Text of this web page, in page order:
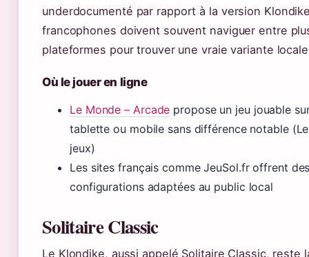
underdocumenté par rapport à la version
francophones doivent souvent naviguer entre
plateformes pour trouver une vraie variante
Où le jouer en ligne
Le Monde – Arcade propose un jeu jouable
tablette ou mobile sans différence notable
jeux)
Les sites français comme JeuSol.fr offrent
configurations adaptées au public local
Solitaire Classic
Le Klondike, aussi appelé Solitaire Classic, reste